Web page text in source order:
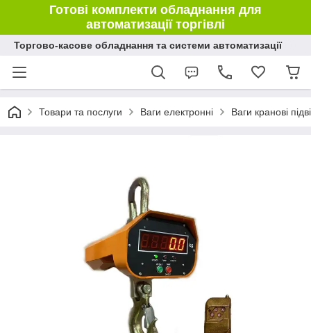
Готові комплекти обладнання для
автоматизації торгівлі
Торгово-касове обладнання та системи автоматизації
Товари та послуги Ваги електронні Ваги кранові